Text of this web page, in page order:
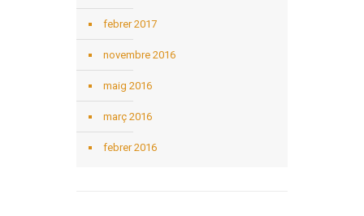
febrer 2017
novembre 2016
maig 2016
març 2016
febrer 2016